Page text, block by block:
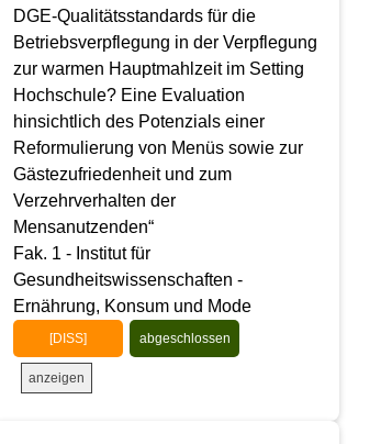
DGE-Qualitätsstandards für die
Betriebsverpflegung in der Verpflegung
zur warmen Hauptmahlzeit im Setting
Hochschule? Eine Evaluation
hinsichtlich des Potenzials einer
Reformulierung von Menüs sowie zur
Gästezufriedenheit und zum
Verzehrverhalten der
Mensanutzenden“
Fak. 1 - Institut für
Gesundheitswissenschaften -
Ernährung, Konsum und Mode
[DISS] abgeschlossen
anzeigen